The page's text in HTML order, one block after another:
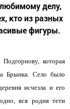
делу,
кто из разных
фигуры.
которая
Брынка. Село было
исчезла и его
вся родня тети